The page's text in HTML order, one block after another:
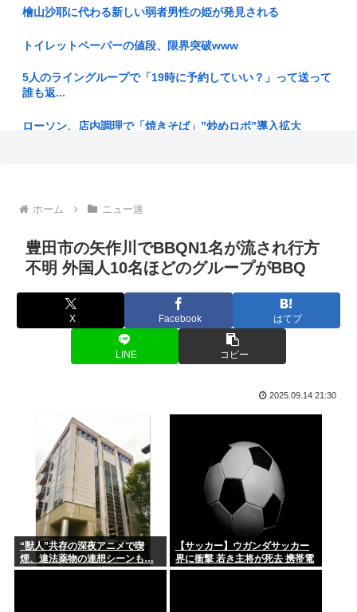
【悲報】日本車の原価、たったの30～90万円と判明…
【BLEACH】ここの織姫かわいい
【特報】秋田市に日本最大級AIデータセンター 建設費2兆円、
アラ...
【熊本】日本の地震被害に支援したのに「韓国産の水は水洗ト
ケンドーコバヤシ 新型コロナ感染で謎の後遺症「聞いたこと
【悲報】ヤニねこ、BPOで問題視されるwww
偶然のホラー。民泊した部屋の壁に、10年前の自分が写った
写真が飾...
「ずいぶん優雅」茂木敏充外相 熊本の被災地が過酷生活のな
【JARO】角栓ニュルッ、歯茎グラグラ…”不快な広告”苦情が
なぜアメリカ人は原爆を落としたのか
檜山沙耶に代わる新しい弱者男性の姫が発見される
トイレットペーパーの値段、限界突破www
5人のライングループで「19時に予約していい？」って送って
誰も返...
ローソン、店内調理で「焼きそば」”炒めロボ”導入拡大
対戦...
元フジTV渡邉渚「悪いのは全部中居正広！」
【乞食速報】今年の新米価格 5キロで1100円くらいになる
あーしJKだけど身長172あるwww
腕時計、激臭！！！
「人妻」←これの良さがガチで理解できないんだが…
美輪明宏さんの戒名、「紫雲院芳心唱永日宏居士」になる
数年しまっておいたマキタのバッテリー（新品）を充電しよう
としたら...
ホーム ニュー速
豊田市の矢作川でBBQN1名が流され行方
不明 外国人10名ほどのグループがBBQ
X Facebook はてブ
LINE コピー
2025.09.14 21:30
“獣人”共存の深夜アニメで喫
煙、違法薬物の連想シーンも…
視聴者批判でBPO議論
【サッカー】ウガンダサッカー
界に衝撃 若き主将が死去 携帯電
話強盗に抵抗した末に石で滅多